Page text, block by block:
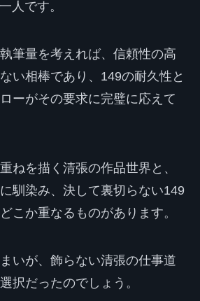
人です。
筆量を考えれば、信頼性の高
い相棒であり、149の耐久性と
ーがその要求に完璧に応えて
ねを描く清張の作品世界と、
馴染み、決して裏切らない149
こか重なるものがあります。
いが、飾らない清張の仕事道
択だったのでしょう。